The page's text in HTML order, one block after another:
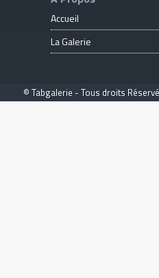
Accueil
La Galerie
© Tabgalerie - Tous droits